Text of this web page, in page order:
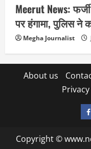
Meerut News:
पर हंगामा, पुलिस ने
Megha Journalist
About us
Copyright ©